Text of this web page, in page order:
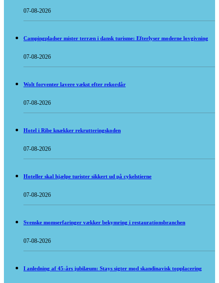
07-08-2026
Campingpladser mister terræn i dansk turisme: Efterlyser moderne lovgivning
07-08-2026
Wolt forventer lavere vækst efter rekordår
07-08-2026
Hotel i Ribe knækker rekrutteringskoden
07-08-2026
Hoteller skal hjælpe turister sikkert ud på cykelstierne
07-08-2026
Svenske momserfaringer vækker bekymring i restaurationsbranchen
07-08-2026
I anledning af 45-års jubilæum: Stays sigter mod skandinavisk topplacering